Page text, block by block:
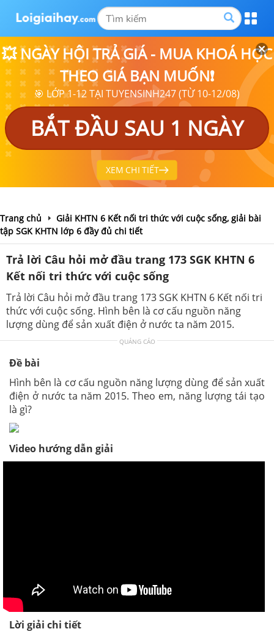
💥 NGÀY HỘI TRẢ GIÁ - MUA KHOÁ HỌC
THEO GIÁ BẠN MUỐN❗
🎯 LỚP 1-12 TẠI TUYENSINH247 (TỪ 10-12/08)
BẮT ĐẦU SAU 1 NGÀY
XEM CHI TIẾT
Trang chủ
Giải KHTN 6 Kết nối tri thức với cuộc sống, giải bài
tập SGK KHTN lớp 6 đầy đủ chi tiết
Trả lời Câu hỏi mở đầu trang 173 SGK KHTN 6
Kết nối tri thức với cuộc sống
Trả lời Câu hỏi mở đầu trang 173 SGK KHTN 6 Kết nối tri
thức với cuộc sống. Hình bên là cơ cấu nguồn năng
lượng dùng để sản xuất điện ở nước ta năm 2015.
QUẢNG CÁO
Đề bài
Hình bên là cơ cấu nguồn năng lượng dùng để sản xuất
điện ở nước ta năm 2015. Theo em, năng lượng tái tạo
là gì?
Video hướng dẫn giải
Lời giải chi tiết